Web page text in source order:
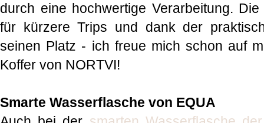
durch eine hochwertige Verarbeitung.
für kürzere Trips und dank der
seinen Platz - ich freue mich schon auf
Koffer von NORTVI!
Smarte Wasserflasche von EQUA